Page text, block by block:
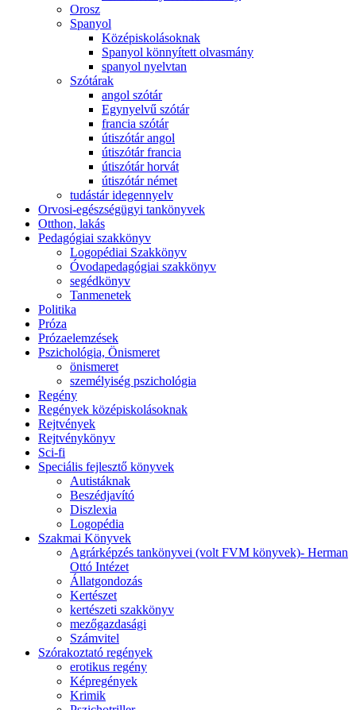
Orosz
Spanyol
Középiskolásoknak
Spanyol könnyített olvasmány
spanyol nyelvtan
Szótárak
angol szótár
Egynyelvű szótár
francia szótár
útiszótár angol
útiszótár francia
útiszótár horvát
útiszótár német
tudástár idegennyelv
Orvosi-egészségügyi tankönyvek
Otthon, lakás
Pedagógiai szakkönyv
Logopédiai Szakkönyv
Óvodapedagógiai szakkönyv
segédkönyv
Tanmenetek
Politika
Próza
Prózaelemzések
Pszichológia, Önismeret
önismeret
személyiség pszichológia
Regény
Regények középiskolásoknak
Rejtvények
Rejtvénykönyv
Sci-fi
Speciális fejlesztő könyvek
Autistáknak
Beszédjavító
Diszlexia
Logopédia
Szakmai Könyvek
Agrárképzés tankönyvei (volt FVM könyvek)- Herman
Ottó Intézet
Állatgondozás
Kertészet
kertészeti szakkönyv
mezőgazdasági
Számvitel
Szórakoztató regények
erotikus regény
Képregények
Krimik